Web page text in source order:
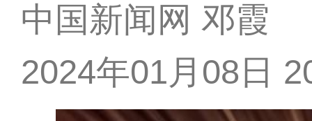
中国新闻网 邓霞
2024年01月08日